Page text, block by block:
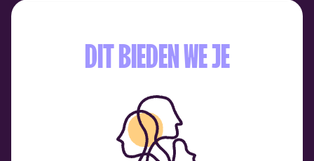
DIT BIEDEN WE JE